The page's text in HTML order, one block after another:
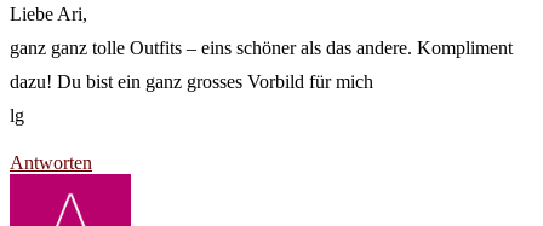
Liebe Ari,
ganz ganz tolle Outfits – eins schöner als das andere. Kompliment
dazu! Du bist ein ganz grosses Vorbild für mich
lg
Antworten